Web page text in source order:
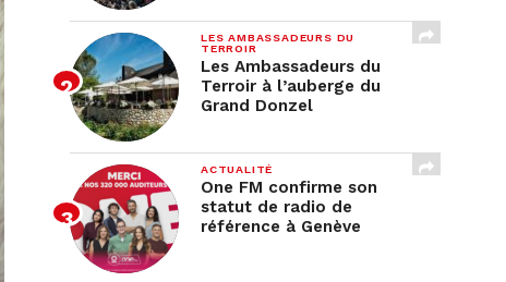
LES AMBASSADEURS DU
TERROIR
Les Ambassadeurs du
Terroir à l’auberge du
Grand Donzel
ACTUALITÉ
One FM confirme son
statut de radio de
référence à Genève